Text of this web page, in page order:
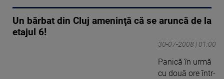
Un bărbat din Cluj ameninţă că se aruncă de la
etajul 6!
30-07-2008 | 01:00
Panică în urmă
cu două ore într-